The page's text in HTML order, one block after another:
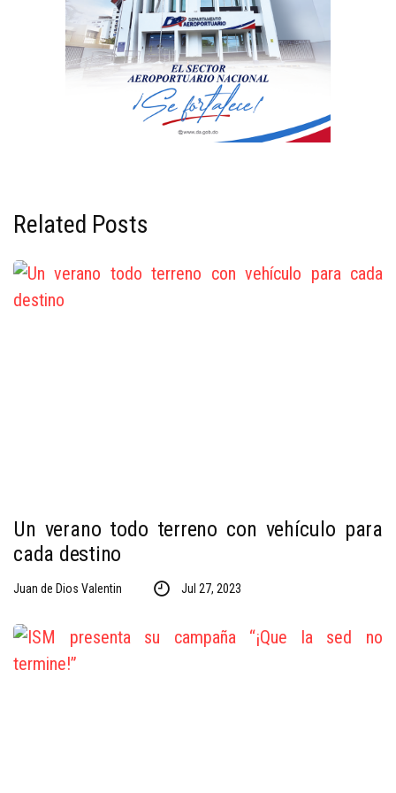
Related Posts
Un verano todo terreno con vehículo para
cada destino
Juan de Dios Valentin Jul 27, 2023